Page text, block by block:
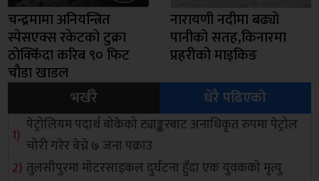
चन्द्रमामा अनियन्त्रित
स्पेसएक्स रकेटको टुक्रा
ठोक्किँदा करिब ९० फिट
चौडा खाडल
नारायणी नदीमा बढ्यो
पानीको सतह,किनारमा
प्रहरीको माइकिङ
भर्खरै
धेरै पढिएको
पेट्रोलियम पदार्थ बोकेको ट्याङ्करबाट अनाधिकृत रुपमा पेट्रोल
चोरी गरेर बेच्ने ७ जना पक्राउ
तुलसीपुरमा मोटरसाइकल दुर्घटना हुँदा एक युवकको मृत्यु